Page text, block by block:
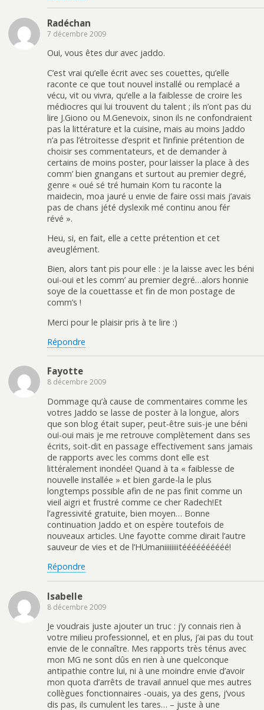
Radéchan
7 décembre 2009
Oui, vous êtes dur avec jaddo.
C’est vrai qu’elle écrit avec ses couettes, qu’elle
raconte ce que tout nouvel installé ou remplacé a
vécu, vit ou vivra, qu’elle a la faiblesse de croire les
médiocres qui lui trouvent du talent ; ils n’ont pas du
lire J.Giono ou M.Genevoix, sinon ils ne confondraient
pas la littérature et la cuisine, mais au moins Jaddo
n’a pas l’étroitesse d’esprit et l’infinie prétention de
choisir ses commentateurs, et de demander à
certains de moins poster, pour laisser la place à des
comm’ bien gnangans et surtout au premier degré,
genre « oué sé tré humain Kom tu raconte la
maidecin, moa jauré u envie de faire ossi mais j’avais
pas de chans jété dyslexik mé continu anou fér
révé ».
Heu, si, en fait, elle a cette prétention et cet
aveuglément.
Bien, alors tant pis pour elle : je la laisse avec les béni
oui-oui et les comm’ au premier degré…alors honnie
soye de la couettasse et fin de mon postage de
comm’s !
Merci pour le plaisir pris à te lire :)
Répondre
Fayotte
8 décembre 2009
Dommage qu’à cause de commentaires comme les
votres Jaddo se lasse de poster à la longue, alors
que son blog était super, peut-être suis-je une béni
oui-oui mais je me retrouve complètement dans ses
écrits, soit-dit en passage effectivement sans jamais
de rapports avec les comms dont elle est
littéralement inondée! Quand à ta « faiblesse de
nouvelle installée » et bien garde-la le plus
longtemps possible afin de ne pas finit comme un
vieil aigri et frustré comme ce cher Radech!Et
l’agressivité gratuite, bien moyen… Bonne
continuation Jaddo et on espère toutefois de
nouveaux articles. Une fayotte comme dirait l’autre
sauveur de vies et de l’HUmaniiiiiiiitéééééééééé!
Répondre
Isabelle
8 décembre 2009
Je voudrais juste ajouter un truc : j’y connais rien à
votre milieu professionnel, et en plus, j’ai pas du tout
envie de le connaître. Mes rapports très ténus avec
mon MG ne sont dûs en rien à une quelconque
antipathie contre lui, ni à une moindre envie d’avoir
mon quota d’arrêts de travail annuel que mes autres
collègues fonctionnaires -ouais, ya des gens, j’vous
dis pas, ils cumulent les tares… – juste à une